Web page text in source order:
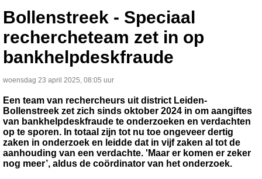
Bollenstreek - Speciaal
rechercheteam zet in op
bankhelpdeskfraude
woensdag 23 april 2025, 08:05 uur
Een team van rechercheurs uit district Leiden-
Bollenstreek zet zich sinds oktober 2024 in om aangiftes
van bankhelpdeskfraude te onderzoeken en verdachten
op te sporen. In totaal zijn tot nu toe ongeveer dertig
zaken in onderzoek en leidde dat in vijf zaken al tot de
aanhouding van een verdachte. 'Maar er komen er zeker
nog meer’, aldus de coördinator van het onderzoek.